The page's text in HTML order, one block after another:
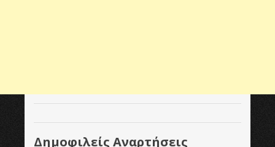
Δημοφιλείς Αναρτήσεις